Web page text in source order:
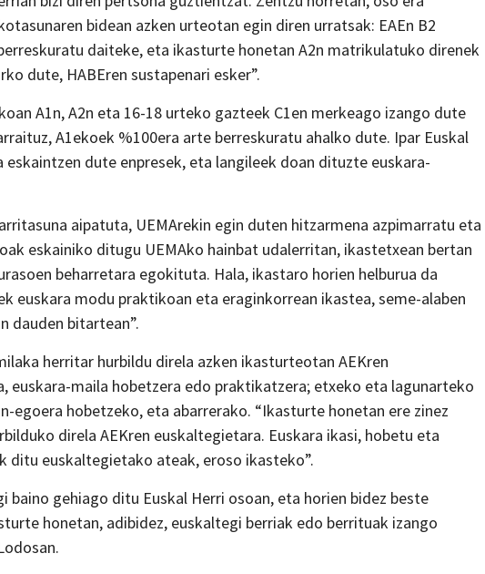
bidean azken urteotan egin diren urratsak: EAEn B2
daiteke, eta ikasturte honetan A2n matrikulatuko direnek
dute, HABEren sustapenari esker”.
A1n, A2n eta 16-18 urteko gazteek C1en merkeago izango dute
A1ekoek %100era arte berreskuratu ahalko dute. Ipar Euskal
dute enpresek, eta langileek doan dituzte euskara-
aipatuta, UEMArekin egin duten hitzarmena azpimarratu eta
eskainiko ditugu UEMAko hainbat udalerritan, ikastetxean bertan
beharretara egokituta. Hala, ikastaro horien helburua da
euskara modu praktikoan eta eraginkorrean ikastea, seme-alaben
dauden bitartean”.
herritar hurbildu direla azken ikasturteotan AEKren
euskara-maila hobetzera edo praktikatzera; etxeko eta lagunarteko
egoera hobetzeko, eta abarrerako. “Ikasturte honetan ere zinez
direla AEKren euskaltegietara. Euskara ikasi, hobetu eta
ditu euskaltegietako ateak, eroso ikasteko”.
baino gehiago ditu Euskal Herri osoan, eta horien bidez beste
honetan, adibidez, euskaltegi berriak edo berrituak izango